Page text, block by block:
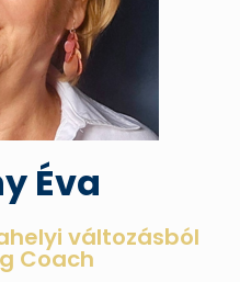
Éva
változásból
Coach